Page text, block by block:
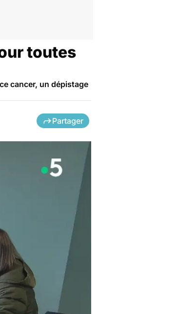
toutes
cancer, un dépistage
Partager